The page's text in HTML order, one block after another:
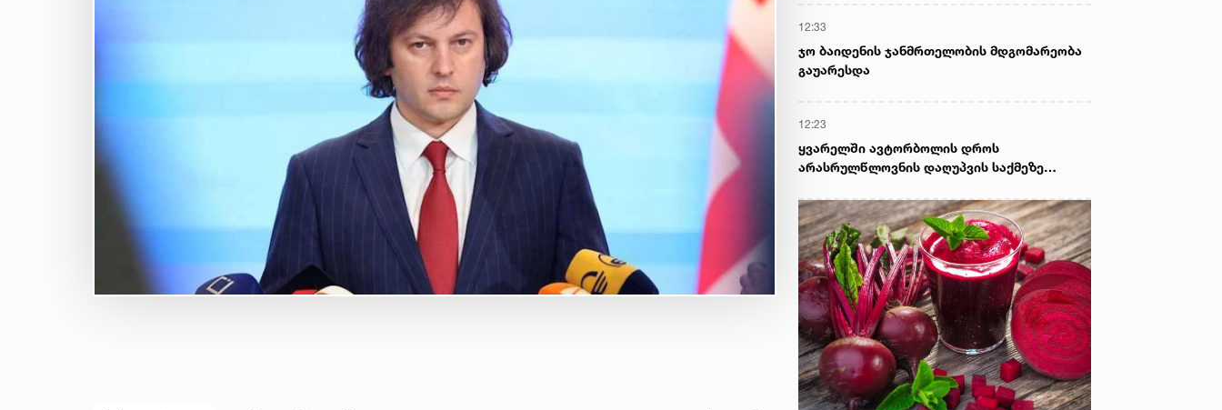
12:33
ჯო ბაიდენის ჯანმრთელობის მდგომარეობა
გაუარესდა
12:23
ყვარელში ავტორბოლის დროს
არასრულწლოვნის დაღუპვის საქმეზე
რა არის ამ დროისთვის ცნობილი